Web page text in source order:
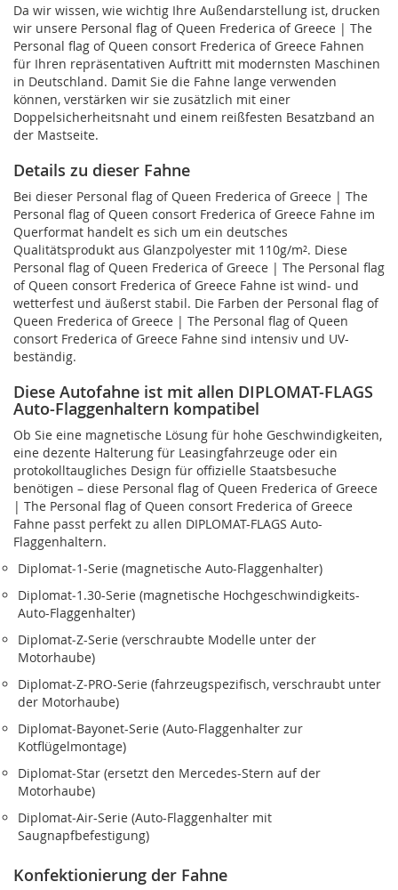
Da wir wissen, wie wichtig Ihre Außendarstellung ist, drucken
wir unsere Personal flag of Queen Frederica of Greece | The
Personal flag of Queen consort Frederica of Greece Fahnen
für Ihren repräsentativen Auftritt mit modernsten Maschinen
in Deutschland. Damit Sie die Fahne lange verwenden
können, verstärken wir sie zusätzlich mit einer
Doppelsicherheitsnaht und einem reißfesten Besatzband an
der Mastseite.
Details zu dieser Fahne
Bei dieser Personal flag of Queen Frederica of Greece | The
Personal flag of Queen consort Frederica of Greece Fahne im
Querformat handelt es sich um ein deutsches
Qualitätsprodukt aus Glanzpolyester mit 110g/m². Diese
Personal flag of Queen Frederica of Greece | The Personal flag
of Queen consort Frederica of Greece Fahne ist wind- und
wetterfest und äußerst stabil. Die Farben der Personal flag of
Queen Frederica of Greece | The Personal flag of Queen
consort Frederica of Greece Fahne sind intensiv und UV-
beständig.
Diese Autofahne ist mit allen DIPLOMAT-FLAGS
Auto-Flaggenhaltern kompatibel
Ob Sie eine magnetische Lösung für hohe Geschwindigkeiten,
eine dezente Halterung für Leasingfahrzeuge oder ein
protokolltaugliches Design für offizielle Staatsbesuche
benötigen – diese Personal flag of Queen Frederica of Greece
| The Personal flag of Queen consort Frederica of Greece
Fahne passt perfekt zu allen DIPLOMAT-FLAGS Auto-
Flaggenhaltern.
Diplomat‑1-Serie (magnetische Auto-Flaggenhalter)
Diplomat‑1.30-Serie (magnetische Hochgeschwindigkeits-
Auto-Flaggenhalter)
Diplomat‑Z-Serie (verschraubte Modelle unter der
Motorhaube)
Diplomat‑Z‑PRO-Serie (fahrzeugspezifisch, verschraubt unter
der Motorhaube)
Diplomat‑Bayonet-Serie (Auto-Flaggenhalter zur
Kotflügelmontage)
Diplomat‑Star (ersetzt den Mercedes-Stern auf der
Motorhaube)
Diplomat‑Air-Serie (Auto-Flaggenhalter mit
Saugnapfbefestigung)
Konfektionierung der Fahne